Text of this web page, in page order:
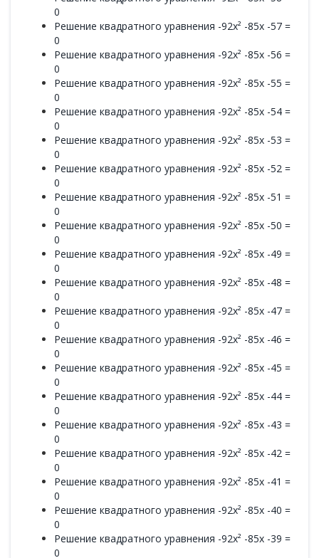
0
Решение квадратного уравнения -92x² -85x -57 =
0
Решение квадратного уравнения -92x² -85x -56 =
0
Решение квадратного уравнения -92x² -85x -55 =
0
Решение квадратного уравнения -92x² -85x -54 =
0
Решение квадратного уравнения -92x² -85x -53 =
0
Решение квадратного уравнения -92x² -85x -52 =
0
Решение квадратного уравнения -92x² -85x -51 =
0
Решение квадратного уравнения -92x² -85x -50 =
0
Решение квадратного уравнения -92x² -85x -49 =
0
Решение квадратного уравнения -92x² -85x -48 =
0
Решение квадратного уравнения -92x² -85x -47 =
0
Решение квадратного уравнения -92x² -85x -46 =
0
Решение квадратного уравнения -92x² -85x -45 =
0
Решение квадратного уравнения -92x² -85x -44 =
0
Решение квадратного уравнения -92x² -85x -43 =
0
Решение квадратного уравнения -92x² -85x -42 =
0
Решение квадратного уравнения -92x² -85x -41 =
0
Решение квадратного уравнения -92x² -85x -40 =
0
Решение квадратного уравнения -92x² -85x -39 =
0